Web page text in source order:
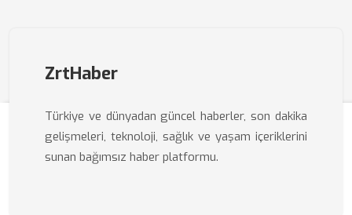
ZrtHaber
Türkiye ve dünyadan güncel haberler, son dakika
gelişmeleri, teknoloji, sağlık ve yaşam içeriklerini
sunan bağımsız haber platformu.